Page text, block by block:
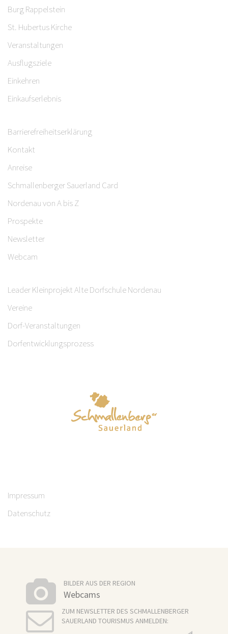
Burg Rappelstein
St. Hubertus Kirche
Veranstaltungen
Ausflugsziele
Einkehren
Einkaufserlebnis
Barrierefreiheitserklärung
Kontakt
Anreise
Schmallenberger Sauerland Card
Nordenau von A bis Z
Prospekte
Newsletter
Webcam
Leader Kleinprojekt Alte Dorfschule Nordenau
Vereine
Dorf-Veranstaltungen
Dorfentwicklungsprozess
Impressum
Datenschutz
BILDER AUS DER REGION
Webcams
ZUM NEWSLETTER DES SCHMALLENBERGER
SAUERLAND TOURISMUS ANMELDEN: